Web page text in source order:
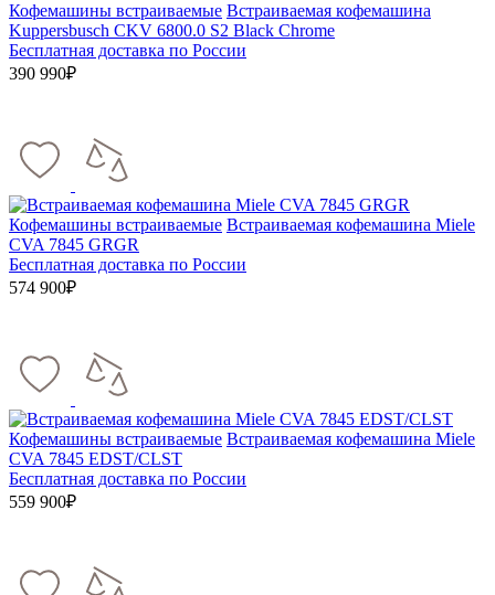
Кофемашины встраиваемые Встраиваемая кофемашина
Kuppersbusch CKV 6800.0 S2 Black Chrome
Бесплатная доставка по России
390 990₽
Кофемашины встраиваемые Встраиваемая кофемашина Miele
CVA 7845 GRGR
Бесплатная доставка по России
574 900₽
Кофемашины встраиваемые Встраиваемая кофемашина Miele
CVA 7845 EDST/CLST
Бесплатная доставка по России
559 900₽